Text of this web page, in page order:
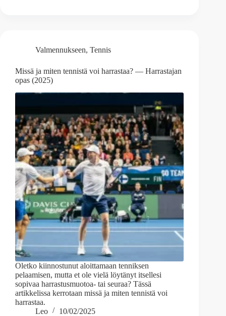
Valmennukseen, Tennis
Missä ja miten tennistä voi harrastaa? — Harrastajan
opas (2025)
Oletko kiinnostunut aloittamaan tenniksen
pelaamisen, mutta et ole vielä löytänyt itsellesi
sopivaa harrastusmuotoa- tai seuraa? Tässä
artikkelissa kerrotaan missä ja miten tennistä voi
harrastaa.
Leo
10/02/2025